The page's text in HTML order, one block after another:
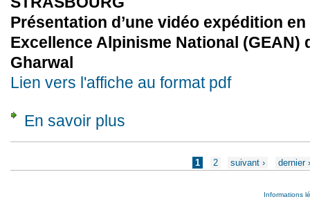
Présentation d’une vidéo expédition
Excellence Alpinisme National (GEAN)
Gharwal
Lien vers l'affiche au format pdf
En savoir plus
1 2 suivant › dernier
Informations